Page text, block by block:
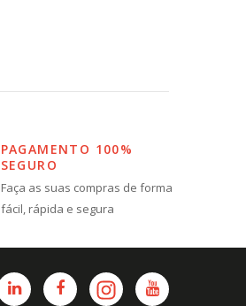
PAGAMENTO 100%
SEGURO
Faça as suas compras de forma
fácil, rápida e segura